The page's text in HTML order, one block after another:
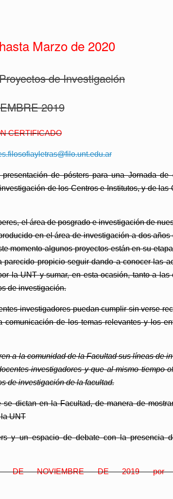
Marzo de 2020
de Investigación
2019
CERTIFICADO
de pósters para una Jornada de
de los Centros e Institutos, y de las
el área de posgrado e investigación de
en el área de investigación a dos años
momento algunos proyectos están en su
propicio seguir dando a conocer las
la UNT y sumar, en esta ocasión, tanto a las
de investigación.
investigadores puedan cumplir sin verse
de los temas relevantes y los
a la comunidad de la Facultad sus líneas de
investigadores y que al mismo tiempo
de investigación de la facultad.
dictan en la Facultad, de manera de
UNT
y un espacio de debate con la presencia
22 DE NOVIEMBRE DE 2019